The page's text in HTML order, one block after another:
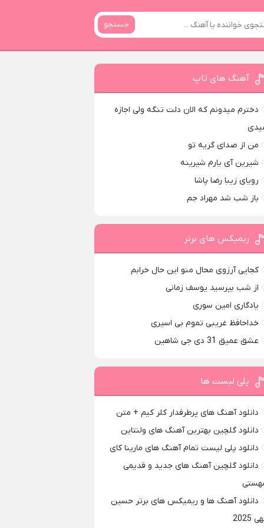
جستجو
آهنگ های تاپ
دخترم میدونم که الان دلت تنگه ولی اجازه
من از صدای گريه تو
شیرین آی یارم شیرینه
رویای زیبا رضا پاشا
باز شب شد مهراد جم
ریمیکس های برتر
کجایی آرزوی محال منو این حال خرابم
از شب بپرسید یوسف زمانی
یادگاری امین سوری
خداحافظ غریبی تموم بی اسیری
عشق عمیق 31 دی جی شاهین
پلی لیست ها
دانلود آهنگ های پرطرفدار کلر کیم + متن
دانلود گلچین بهترین آهنگ های ولنتاین
دانلود پلی لیست تمام آهنگ های مارینا کای
دانلود گلچین آهنگ های جدید و قدیمی
دانلود آهنگ ها و ریمیکس های برتر حسین
2025